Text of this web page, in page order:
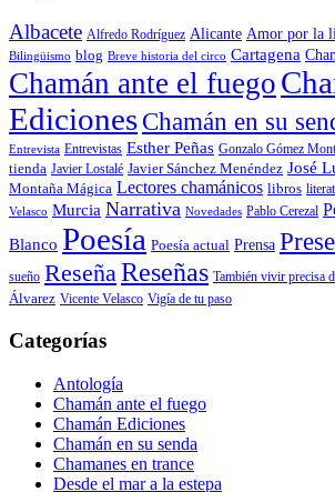
Albacete Alfredo Rodríguez Alicante Amor por la
Bilingüismo blog Breve historia del circo Cartagena
Chamán ante el fuego
Ediciones Chamán en su
Entrevista Entrevistas Esther Peñas Gonzalo Gómez
tienda Javier Lostalé Javier Sánchez Menéndez José
Montaña Mágica Lectores chamánicos libros
Velasco Murcia Narrativa Novedades Pablo Cerezal
Blanco Poesía Poesía actual Prensa
sueño ReseñaReseñas También vivir precisa
Álvarez Vicente Velasco Vigía de tu paso
Categorías
Antología
Chamán ante el fuego
Chamán Ediciones
Chamán en su senda
Chamanes en trance
Desde el mar a la estepa